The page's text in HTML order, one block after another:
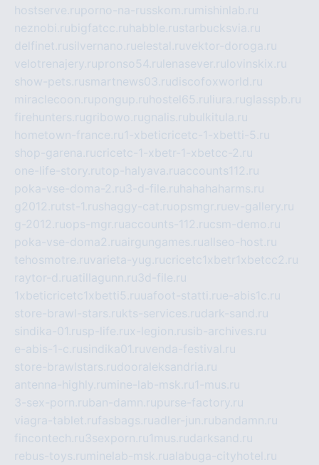
hostserve.ruporno-na-russkom.ru mishinlab.ru
neznobi.rubigfatcc.ru habble.rustarbucksvia.ru
delfinet.rusilvernano.ruelestal.ruvektor-doroga.ru
velotrenajery.rupronso54.ru lenasever.ru lovinskix.ru
show-pets.rusmartnews03.rudiscofoxworld.ru
miraclecoon.rupongup.ru hostel65.ru liura.ruglasspb.ru
firehunters.rugribowo.rugnalis.rubulkitula.ru
hometown-france.ru1-xbeticricetc-1-xbetti-5.ru
shop-garena.rucricetc-1-xbetr-1-xbetcc-2.ru
one-life-story.rutop-halyava.ruaccounts112.ru
poka-vse-doma-2.ru3-d-file.ru hahahaharms.ru
g2012.rutst-1.rushaggy-cat.ruopsmgr.ruev-gallery.ru
g-2012.ruops-mgr.ruaccounts-112.rucsm-demo.ru
poka-vse-doma2.ruairgungames.ruallseo-host.ru
tehosmotre.ruvarieta-yug.rucricetc1xbetr1xbetcc2.ru
raytor-d.ruatillagunn.ru3d-file.ru
1xbeticricetc1xbetti5.ruuafoot-statti.rue-abis1c.ru
store-brawl-stars.rukts-services.rudark-sand.ru
sindika-01.rusp-life.rux-legion.rusib-archives.ru
e-abis-1-c.rusindika01.ruvenda-festival.ru
store-brawlstars.rudooraleksandria.ru
antenna-highly.ru mine-lab-msk.ru1-mus.ru
3-sex-porn.ruban-damn.rupurse-factory.ru
viagra-tablet.rufasbags.ruadler-jun.rubandamn.ru
fincontech.ru3sexporn.ru1mus.rudarksand.ru
rebus-toys.ru minelab-msk.rualabuga-cityhotel.ru